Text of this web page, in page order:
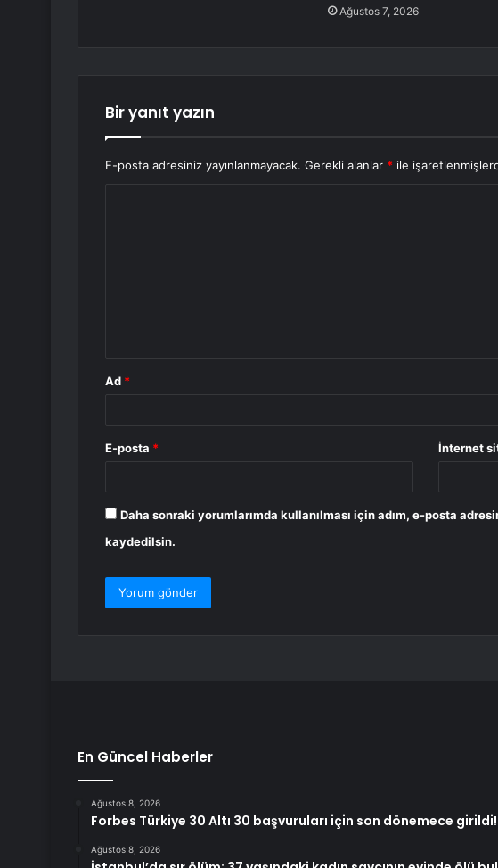
Ağustos 7, 2026
Bir yanıt yazın
E-posta adresiniz yayınlanmayacak. Gerekli alanlar * ile
Ad *
E-posta * İnternet
Daha sonraki yorumlarımda kullanılması için adım, e-posta
kaydedilsin.
En Güncel Haberler
Ağustos 8, 2026
Forbes Türkiye 30 Altı 30 başvuruları için son dönemece girildi!
Ağustos 8, 2026